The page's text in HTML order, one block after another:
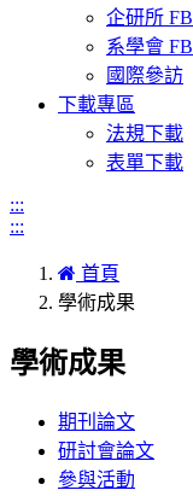
企研所 FB
系學會 FB
國際參訪
下載專區
法規下載
表單下載
:::
:::
首頁
學術成果
學術成果
期刊論文
研討會論文
參與活動